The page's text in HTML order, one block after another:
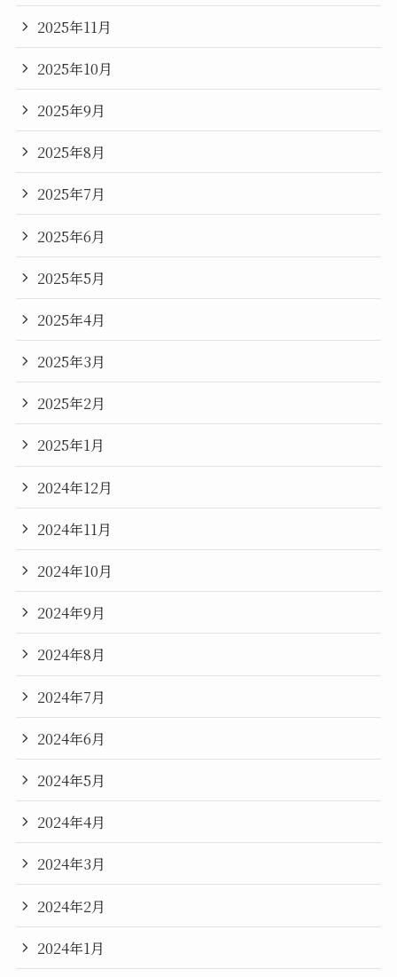
2025年11月
2025年10月
2025年9月
2025年8月
2025年7月
2025年6月
2025年5月
2025年4月
2025年3月
2025年2月
2025年1月
2024年12月
2024年11月
2024年10月
2024年9月
2024年8月
2024年7月
2024年6月
2024年5月
2024年4月
2024年3月
2024年2月
2024年1月